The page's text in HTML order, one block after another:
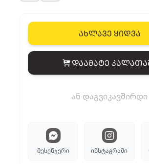
ახლავე ყიდვა
View cart
დაამატე
ან დაგვიკავშირდი
მესენჯერი ინსტაგრამი